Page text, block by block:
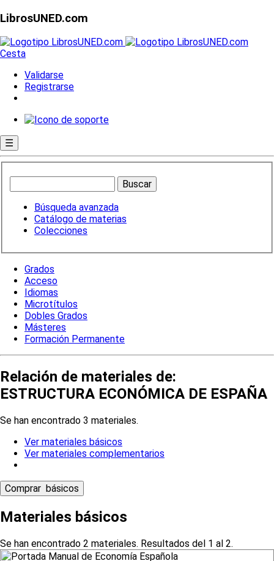
LibrosUNED.com
Cesta
Validarse
Registrarse
☰
Búsqueda avanzada
Catálogo de materias
Colecciones
Grados
Acceso
Idiomas
Microtítulos
Dobles Grados
Másteres
Formación Permanente
Relación de materiales de:
ESTRUCTURA ECONÓMICA DE ESPAÑA
Se han encontrado 3 materiales.
Ver materiales básicos
Ver materiales complementarios
Materiales básicos
Se han encontrado 2 materiales. Resultados del 1 al 2.